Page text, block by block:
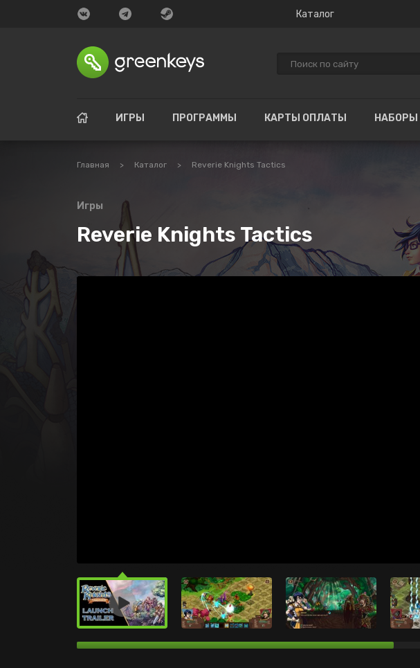
Каталог
ИГРЫ ПРОГРАММЫ КАРТЫ ОПЛАТЫ НАБОРЫ
Главная > Каталог > Reverie Knights Tactics
Игры
Reverie Knights Tactics